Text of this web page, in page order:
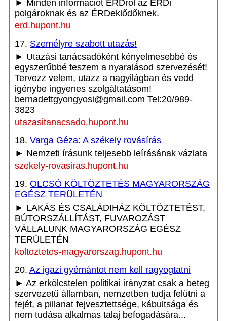
► Minden információt ÉRDről az ÉRDi
polgároknak és az ÉRDeklődőknek.
erd.hupont.hu
17. Személyre szabott utazás!
► Utazási tanácsadóként kényelmesebbé és
egyszerűbbé teszem a nyaralásod szervezését!
Tervezz velem, utazz a nagyilágban és vedd
igénybe ingyenes szolgáltatásom!
bernadettgyongyosi@gmail.com Tel:20/989-
3823
utazasitanacsado.hupont.hu
18. Varga Géza: A székely rovásírás
► Nemzeti írásunk teljesebb leírásának vázlata
szekely-rovasiras.hupont.hu
19. OLCSÓ KÖLTÖZTETÉS MAGYARORSZÁG
EGÉSZ TERÜLETÉN
► LAKÁS ÉS CSALÁDIHÁZ KÖLTÖZTETÉST,
BÚTORSZÁLLÍTÁST, FUVAROZÁST
VÁLLALUNK MAGYARORSZÁG EGÉSZ
TERÜLETÉN
koltoztetes-magyarorszag.hupont.hu
20. Az igazi gyémántot nem kell ragyogtatni
► Az erkölcstelen politikai irányzat csak a beteg
szervezetű államban, nemzetben tudja felütni a
fejét, a pillanat fejvesztettsége, kábultsága és
nem tudása alkalmas talaj befogadására...